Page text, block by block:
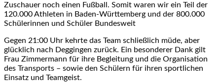
Zuschauer noch einen Fußball. Somit waren wir ein Teil der
120.000 Athleten in Baden-Württemberg und der 800.000
Schülerinnen und Schüler Bundesweit
Gegen 21:00 Uhr kehrte das Team schließlich müde, aber
glücklich nach Deggingen zurück. Ein besonderer Dank gilt
Frau Zimmermann für ihre Begleitung und die Organisation
des Transports – sowie den Schülern für ihren sportlichen
Einsatz und Teamgeist.